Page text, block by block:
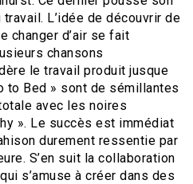
L’idée de découvrir de
changer d’air se fait
chansons
le travail produit jusque
to Bed » sont de sémillantes
avec les noires
». Le succès est immédiat
durement ressentie par
S’en suit la collaboration
s’amuse à créer dans des